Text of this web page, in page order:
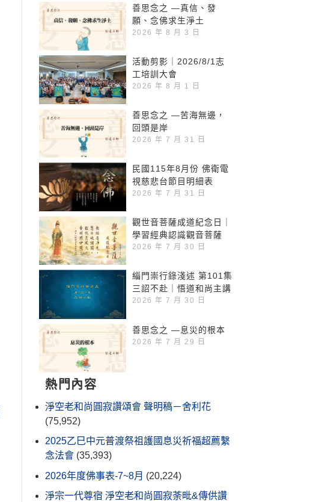
善思念之 —真信、發
願、念佛求生淨土
2026 年 8 月 3 日
活動剪影｜2026/8/1志
工培訓大會
2026 年 8 月 1 日
善思念之 —苦海無邊，
回頭是岸
2026 年 7 月 31 日
民國115年8月份 佛衛電
視慈悲台節目明細表
2026 年 7 月 31 日
觀世音菩薩成道紀念日｜
學習經典認識觀音菩薩
2026 年 7 月 30 日
緇門崇行錄淺述 第101集
三詔不赴｜悟道和尚主講
2026 年 7 月 30 日
善思念之 —息災的根本
2026 年 7 月 29 日
熱門內容
淨空老和尚圓寂讚頌會 聲明稿－舍利花
(75,952)
2025乙巳中元普渡祭祖護國息災祈福超薦繫
念法會 (35,393)
2026年度佛事表-7~8月 (20,224)
淨宗一代尊宿 淨空老和尚圓寂荼毗&傳供讚